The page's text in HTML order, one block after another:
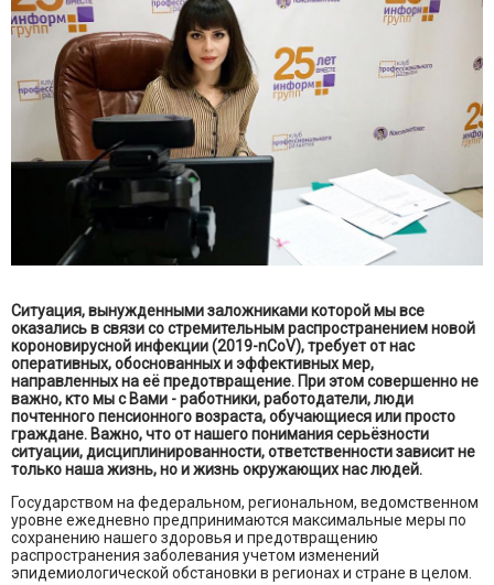
Ситуация, вынужденными заложниками которой мы все
оказались в связи со стремительным распространением новой
короновирусной инфекции (2019-nCoV), требует от нас
оперативных, обоснованных и эффективных мер,
направленных на её предотвращение. При этом совершенно не
важно, кто мы с Вами - работники, работодатели, люди
почтенного пенсионного возраста, обучающиеся или просто
граждане. Важно, что от нашего понимания серьёзности
ситуации, дисциплинированности, ответственности зависит не
только наша жизнь, но и жизнь окружающих нас людей.
Государством на федеральном, региональном, ведомственном
уровне ежедневно предпринимаются максимальные меры по
сохранению нашего здоровья и предотвращению
распространения заболевания учетом изменений
эпидемиологической обстановки в регионах и стране в целом.